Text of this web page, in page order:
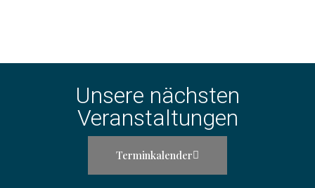
Unsere nächsten
Veranstaltungen
Terminkalender